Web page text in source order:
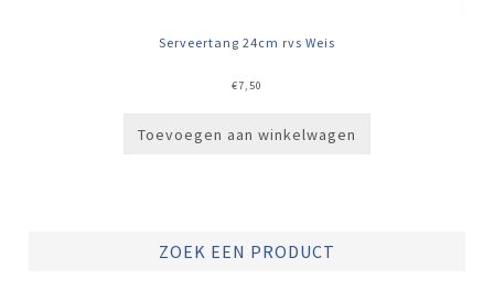
Serveertang 24cm rvs Weis
€7,50
Toevoegen aan winkelwagen
ZOEK EEN PRODUCT